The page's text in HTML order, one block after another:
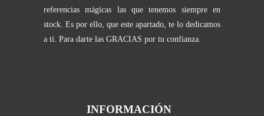
referencias mágicas las que tenemos siempre en
stock. Es por ello, que este apartado, te lo dedicamos
a ti. Para darte las GRACIAS por tu confianza.
INFORMACIÓN